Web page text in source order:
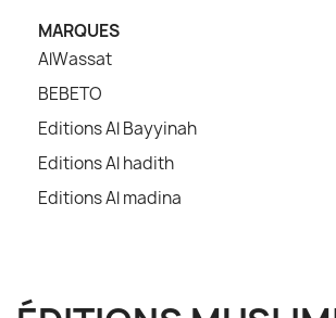
MARQUES
AlWassat
BEBETO
Editions Al Bayyinah
Editions Al hadith
Editions Al madina